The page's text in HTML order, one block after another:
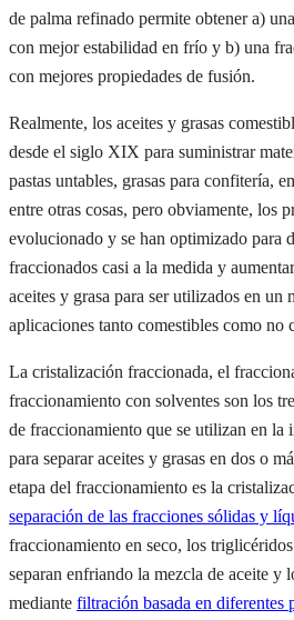
de palma refinado permite obtener a)
con mejor estabilidad en frío y b) una
con mejores propiedades de fusión.
Realmente, los aceites y grasas
desde el siglo XIX para suministrar
pastas untables, grasas para confitería,
entre otras cosas, pero obviamente, los
evolucionado y se han optimizado para
fraccionados casi a la medida y
aceites y grasa para ser utilizados en un
aplicaciones tanto comestibles como no
La cristalización fraccionada, el
fraccionamiento con solventes son los
de fraccionamiento que se utilizan en la
para separar aceites y grasas en dos o
etapa del fraccionamiento es la
separación de las fracciones sólidas y
fraccionamiento en seco, los
separan enfriando la mezcla de aceite y
mediante filtración basada en diferentes